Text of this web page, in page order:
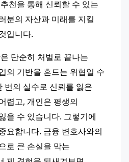
천을 통해 신뢰할 수 있는
분의 자산과 미래를 지킬
입니다.
단순히 처벌로 끝나는
의 기반을 흔드는 위협일 수
번의 실수로 신뢰를 잃은
렵고, 개인은 평생의
을 수 있습니다. 그렇기에
요합니다. 금융 변호사와의
로 큰 손실을 막는